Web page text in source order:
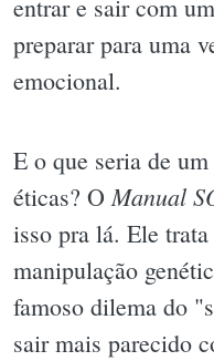
entrar e sair com
preparar para uma
emocional.
E o que seria de
éticas? O Manual
isso pra lá. Ele
manipulação
famoso dilema do
sair mais parecido